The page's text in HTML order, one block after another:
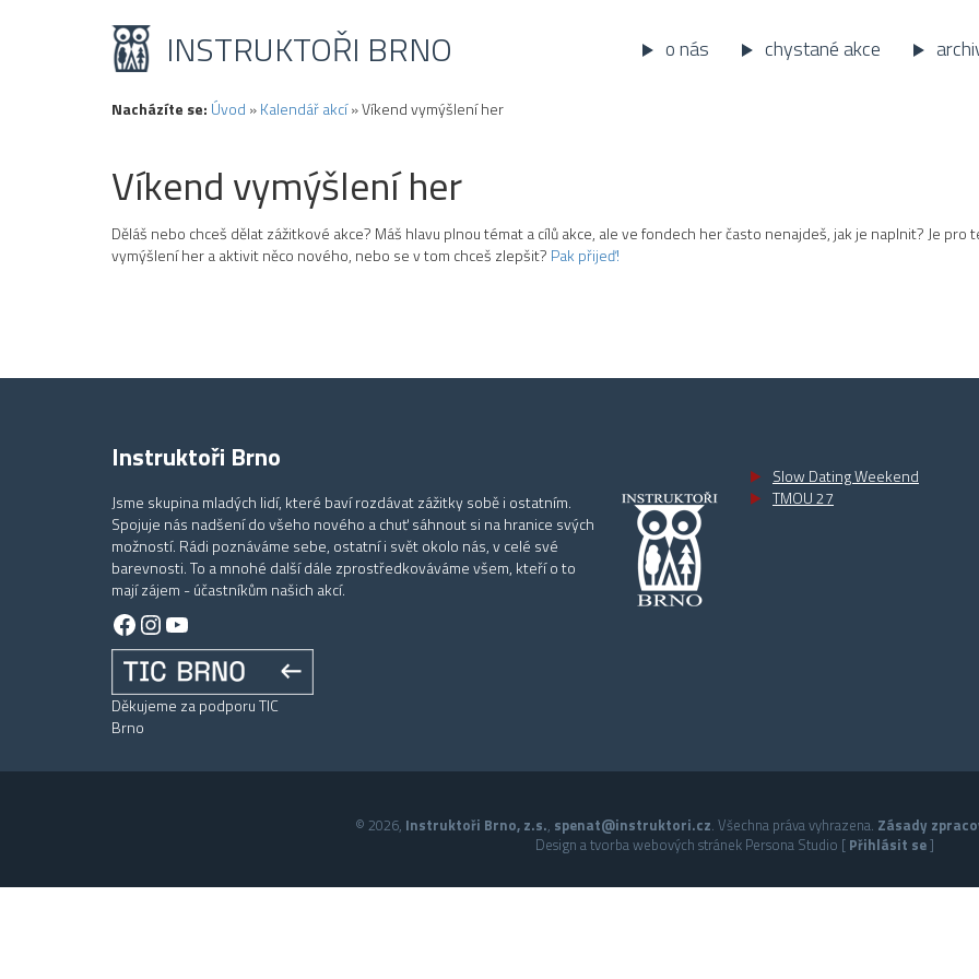
INSTRUKTOŘI BRNO o nás chystané akce
Nacházíte se: Úvod »Kalendář akcí»Víkend vymýšlení her
Víkend vymýšlení her
Děláš nebo chceš dělat zážitkové akce? Máš hlavu plnou témat a cílů akce, ale ve fondech her často nenajdeš, jak je naplnit? Je pro
vymýšlení her a aktivit něco nového, nebo se v tom chceš zlepšit? Pak přijeď!
Instruktoři Brno
Jsme skupina mladých lidí, které baví rozdávat zážitky sobě i ostatním.
Spojuje nás nadšení do všeho nového a chuť sáhnout si na hranice svých
možností. Rádi poznáváme sebe, ostatní i svět okolo nás, v celé své
barevnosti. To a mnohé další dále zprostředkováváme všem, kteří o to
mají zájem - účastníkům našich akcí.
Facebook
Instagram
YouTube
Děkujeme za podporu TIC
Brno
Slow Dating Weekend
TMOU 27
© 2026, Instruktoři Brno, z.s., spenat@instruktori.cz. Všechna práva vyhrazena. Zásady
Design a tvorba webových stránek Persona Studio [ Přihlásit se]